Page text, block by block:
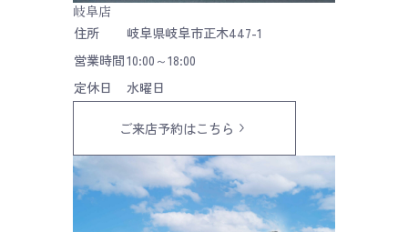
岐阜店
住所
岐阜県岐阜市正木447-1
営業時間10:00～18:00
定休日
水曜日
ご来店予約はこちら